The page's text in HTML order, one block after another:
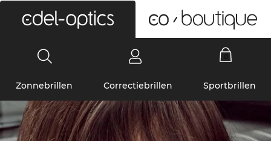
Zonnebrillen Correctiebrillen Sportbrillen